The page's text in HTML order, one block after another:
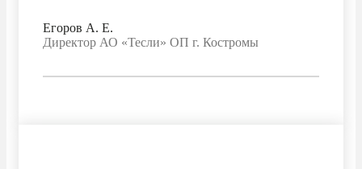
Егоров A. E.
Директор АО «Тесли» ОП г. Костромы